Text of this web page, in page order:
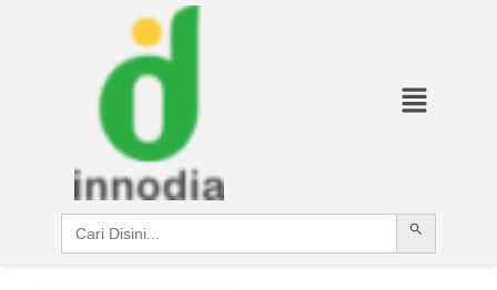
Search
for:
Search Button